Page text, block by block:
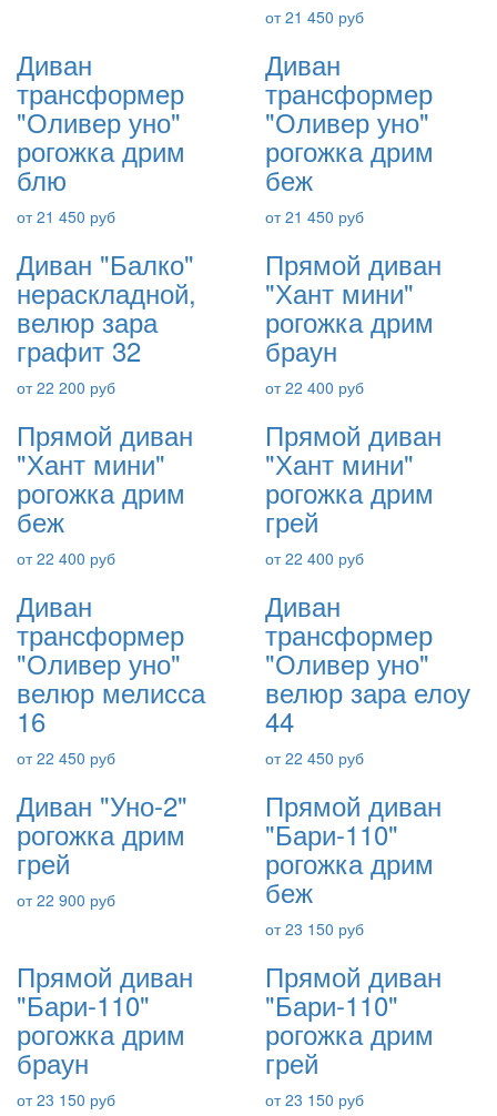
от 21 450 руб
Диван
трансформер
"Оливер уно"
рогожка дрим
блю
от 21 450 руб
Диван
трансформер
"Оливер уно"
рогожка дрим
беж
от 21 450 руб
Диван "Балко"
нераскладной,
велюр зара
графит 32
от 22 200 руб
Прямой диван
"Хант мини"
рогожка дрим
браун
от 22 400 руб
Прямой диван
"Хант мини"
рогожка дрим
беж
от 22 400 руб
Прямой диван
"Хант мини"
рогожка дрим
грей
от 22 400 руб
Диван
трансформер
"Оливер уно"
велюр мелисса
16
от 22 450 руб
Диван
трансформер
"Оливер уно"
велюр зара елоу
44
от 22 450 руб
Диван "Уно-2"
рогожка дрим
грей
от 22 900 руб
Прямой диван
"Бари-110"
рогожка дрим
беж
от 23 150 руб
Прямой диван
"Бари-110"
рогожка дрим
браун
от 23 150 руб
Прямой диван
"Бари-110"
рогожка дрим
грей
от 23 150 руб